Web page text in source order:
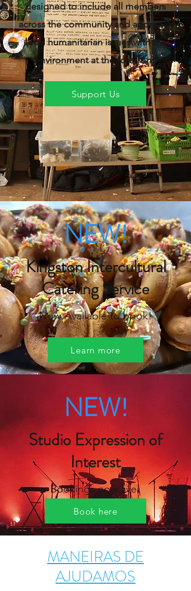
designed to include all members
across the community and approach
local humanitarian issues with the
environment at the forefront.
Support Us
NEW!
Kingston Intercultural
Catering Service
Now Available to book!
Learn more
NEW!
Studio Expression of
Interest
Bookings now live!
Book here
MANEIRAS DE
AJUDAMOS